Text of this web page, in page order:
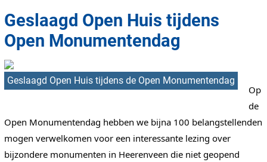
Geslaagd Open Huis tijdens
Open Monumentendag
Geslaagd Open Huis tijdens de Open Monumentendag
Op
de
Open Monumentendag hebben we bijna 100 belangstellenden
mogen verwelkomen voor een interessante lezing over
bijzondere monumenten in Heerenveen die niet geopend